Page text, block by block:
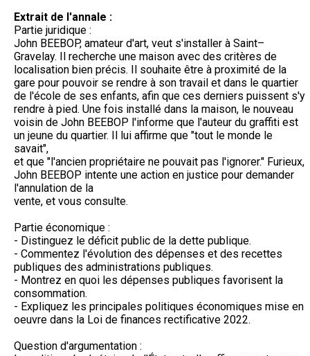
Extrait de l'annale :
Partie juridique :
John BEEBOP, amateur d'art, veut s'installer à Saint–
Gravelay. Il recherche une maison avec des critères de
localisation bien précis. Il souhaite être à proximité de la
gare pour pouvoir se rendre à son travail et dans le quartier
de l'école de ses enfants, afin que ces derniers puissent s'y
rendre à pied. Une fois installé dans la maison, le nouveau
voisin de John BEEBOP l'informe que l'auteur du graffiti est
un jeune du quartier. Il lui affirme que "tout le monde le
savait",
et que "l'ancien propriétaire ne pouvait pas l'ignorer." Furieux,
John BEEBOP intente une action en justice pour demander
l'annulation de la
vente, et vous consulte.
Partie économique :
- Distinguez le déficit public de la dette publique.
- Commentez l'évolution des dépenses et des recettes
publiques des administrations publiques.
- Montrez en quoi les dépenses publiques favorisent la
consommation.
- Expliquez les principales politiques économiques mise en
oeuvre dans la Loi de finances rectificative 2022.
Question d'argumentation :